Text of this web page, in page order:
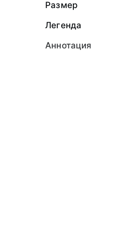
Размер
Легенда
Аннотация